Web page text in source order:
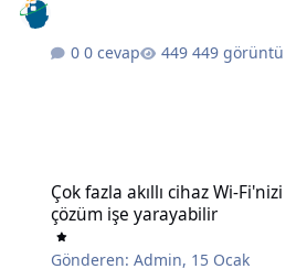
0 cevap 449 görüntü
Çok fazla akıllı cihaz Wi-
çözüm işe yarayabilir
Gönderen:Admin, 15 Ocak